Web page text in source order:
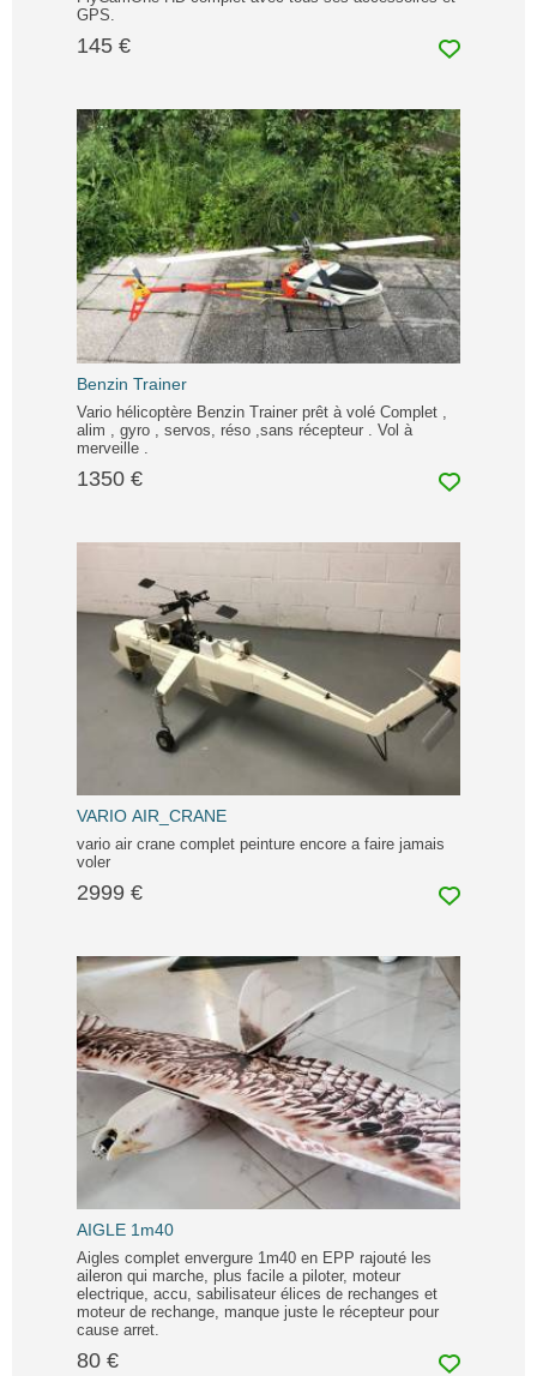
GPS.
145 €
Benzin Trainer
Vario hélicoptère Benzin Trainer prêt à volé Complet ,
alim , gyro , servos, réso ,sans récepteur . Vol à
merveille .
1350 €
VARIO AIR_CRANE
vario air crane complet peinture encore a faire jamais
voler
2999 €
AIGLE 1m40
Aigles complet envergure 1m40 en EPP rajouté les
aileron qui marche, plus facile a piloter, moteur
electrique, accu, sabilisateur élices de rechanges et
moteur de rechange, manque juste le récepteur pour
cause arret.
80 €